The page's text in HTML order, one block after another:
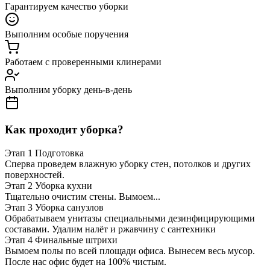
Гарантируем качество уборки
Выполним особые поручения
Работаем с проверенными клинерами
Выполним уборку день-в-день
Как проходит уборка?
Этап 1 Подготовка
Сперва проведем влажную уборку стен, потолков и других
поверхностей.
Этап 2 Уборка кухни
Тщательно очистим стены. Вымоем...
Этап 3 Уборка санузлов
Обрабатываем унитазы специальными дезинфицирующими
составами. Удалим налёт и ржавчину с сантехники
Этап 4 Финальные штрихи
Вымоем полы по всей площади офиса. Вынесем весь мусор.
После нас офис будет на 100% чистым.